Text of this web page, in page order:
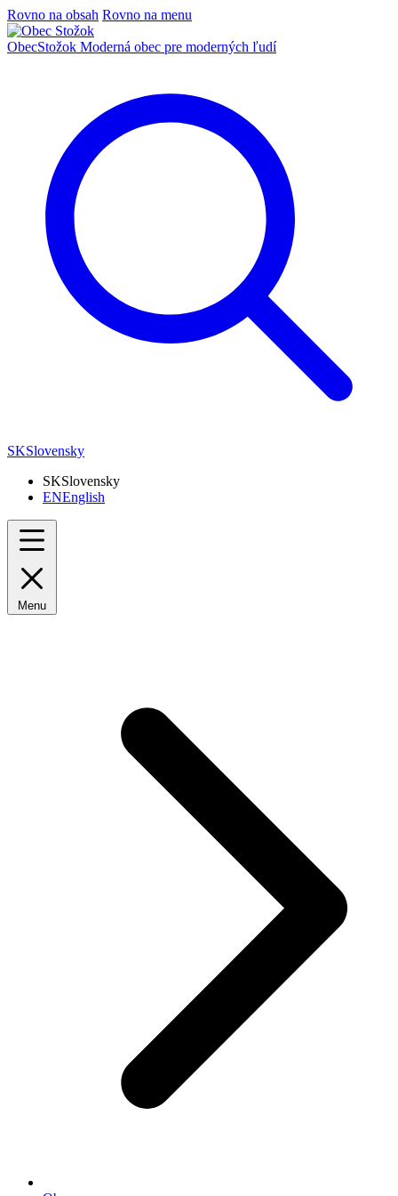
Rovno na obsah Rovno na menu
ObecStožok Moderná obec pre moderných ľudí
SKSlovensky
SKSlovensky
ENEnglish
Menu